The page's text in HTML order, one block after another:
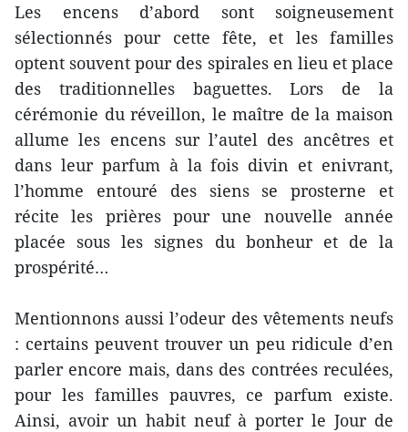
Les encens d’abord sont soigneusement
sélectionnés pour cette fête, et les familles
optent souvent pour des spirales en lieu et place
des traditionnelles baguettes. Lors de la
cérémonie du réveillon, le maître de la maison
allume les encens sur l’autel des ancêtres et
dans leur parfum à la fois divin et enivrant,
l’homme entouré des siens se prosterne et
récite les prières pour une nouvelle année
placée sous les signes du bonheur et de la
prospérité…
Mentionnons aussi l’odeur des vêtements neufs
: certains peuvent trouver un peu ridicule d’en
parler encore mais, dans des contrées reculées,
pour les familles pauvres, ce parfum existe.
Ainsi, avoir un habit neuf à porter le Jour de